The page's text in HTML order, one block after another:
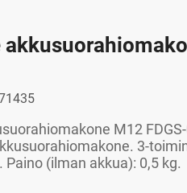
M12
3-
(ilman akkua): 0,5 kg.